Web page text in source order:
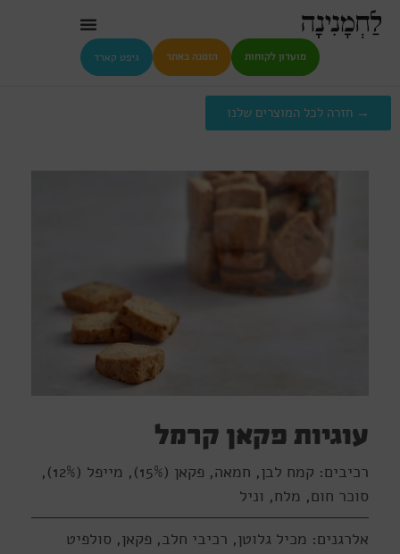
מועדון לקוחות הזמנה באתר גיפט קארד
→ חזרה לכל המוצרים שלנו
עוגיות פקאן קרמל
רכיבים: קמח לבן, חמאה, פקאן (15%), מייפל (12%),
סוכר חום, מלח, וניל
אלרגנים: מכיל גלוטן, רכיבי חלב, פקאן, סולפיט